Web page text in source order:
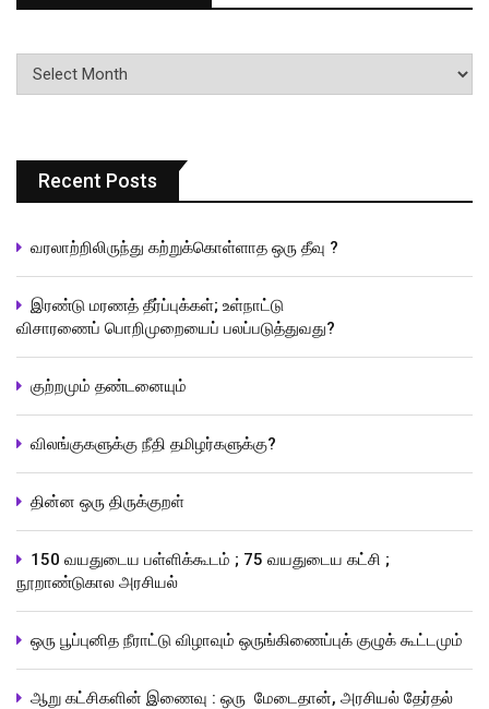
பதிவுகளின்
வரிசை
Recent Posts
வரலாற்றிலிருந்து கற்றுக்கொள்ளாத ஒரு தீவு ?
இரண்டு மரணத் தீர்ப்புக்கள்; உள்நாட்டு
விசாரணைப் பொறிமுறையைப் பலப்படுத்துவது?
குற்றமும் தண்டனையும்
விலங்குகளுக்கு நீதி தமிழர்களுக்கு?
தின்ன ஒரு திருக்குறள்
150 வயதுடைய பள்ளிக்கூடம் ; 75 வயதுடைய கட்சி ;
நூறாண்டுகால அரசியல்
ஒரு பூப்புனித நீராட்டு விழாவும் ஒருங்கிணைப்புக் குழுக் கூட்டமும்
ஆறு கட்சிகளின் இணைவு : ஒரு மேடைதான், அரசியல் தேர்தல்